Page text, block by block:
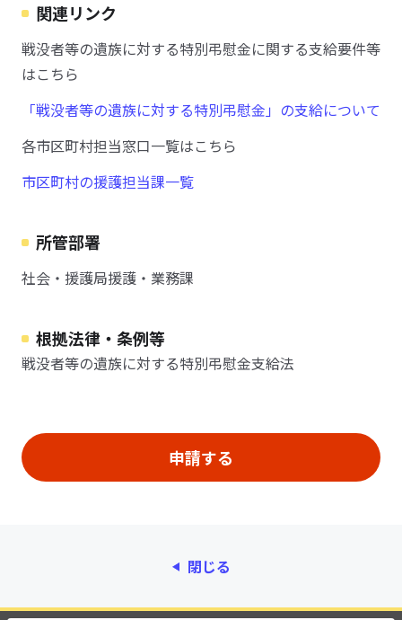
関連リンク
戦没者等の遺族に対する特別弔慰金に関する支給要件等
はこちら
「戦没者等の遺族に対する特別弔慰金」の支給について
各市区町村担当窓口一覧はこちら
市区町村の援護担当課一覧
所管部署
社会・援護局援護・業務課
根拠法律・条例等
戦没者等の遺族に対する特別弔慰金支給法
閉じる